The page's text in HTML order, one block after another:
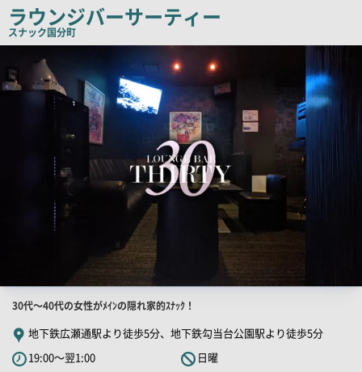
コ
ピ
ラウンジバーサーティー
スナック国分町
店
PR
画
像
店
舗
PR
キ
30代～40代の女性がﾒｲﾝの隠れ家的ｽﾅｯｸ！
地下鉄広瀬通駅より徒歩5分、地下鉄勾当台公園駅より徒歩5分
19:00～翌1:00
日曜